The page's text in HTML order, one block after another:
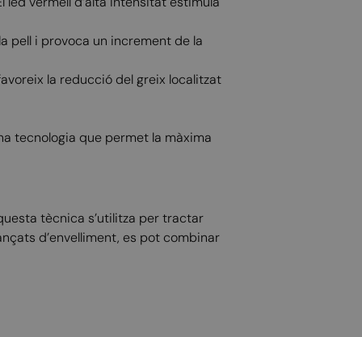
pell i provoca un increment de la
la reducció del greix localitzat
tecnologia que permet la màxima
tècnica s’utilitza per tractar
d’envelliment, es pot combinar